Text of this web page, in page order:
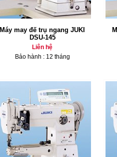
Máy may đế trụ ngang JUKI
DSU-145
Liên hệ
Bảo hành : 12 tháng